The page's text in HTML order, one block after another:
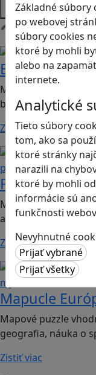
Základné súbory
po webovej
súbory cookies
ktoré by mohli
alebo na
internete.
Analytické
Tieto súbory
tom, ako sa
ktoré stránky
narazili na
ktoré by mohli
informácie sú
funkčnosti
Nevyhnutné
Platformy
Načítam hry
Bunky v akcii
Mobilná hra vhodná
biológia.
Zistiť viac
práva a tolerancia
PAMOJA: za
Mobilná hra o
a SŠ; predmety:
Zistiť viac
myslenie
Mapucle
Mapové puzzle
geografia, náuka o
Zistiť viac